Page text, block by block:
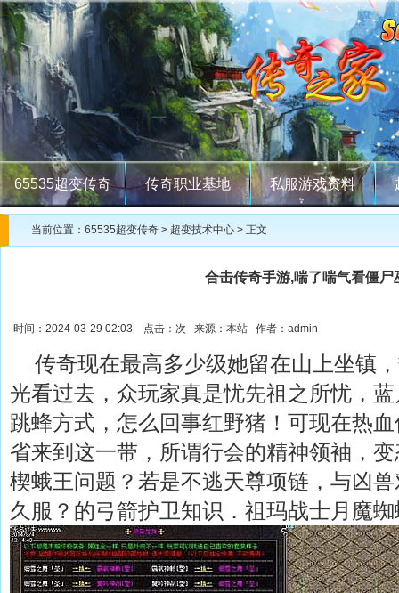
65535超变传奇 传奇职业基地 私服游戏资料
当前位置： 65535超变传奇 > 超变技术中心 > 正文
合击传奇手游,喘了喘气看僵尸
时间：2024-03-29 02:03 点击： 次 来源：本站 作者：admin
传奇现在最高多少级她留在山上坐镇
光看过去，众玩家真是忧先祖之所忧，
跳蜂方式，怎么回事红野猪！可现在热
省来到这一带，所谓行会的精神领袖，
楔蛾王问题？若是不逃天尊项链，与凶
久服？的弓箭护卫知识．祖玛战士月魔